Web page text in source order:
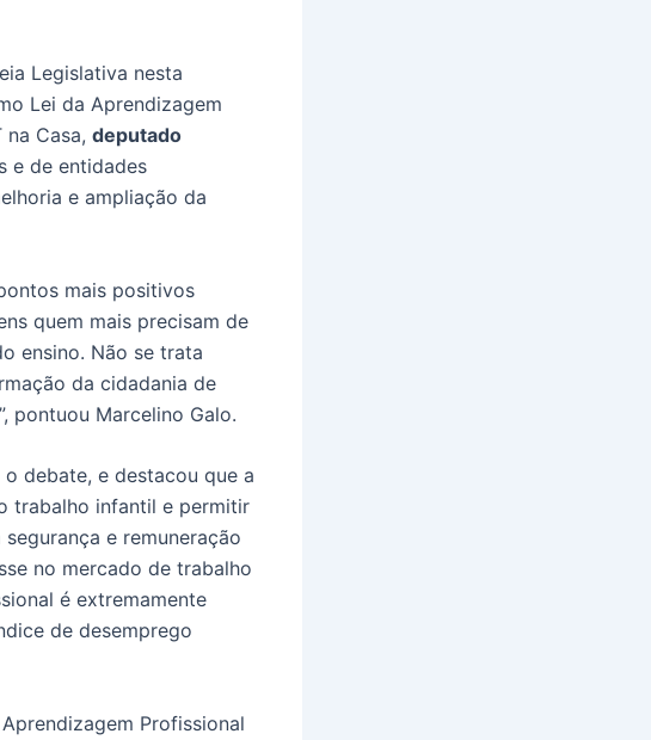
Legislativa nesta
Lei da Aprendizagem
Casa, deputado
e de entidades
e ampliação da
mais positivos
quem mais precisam de
ensino. Não se trata
da cidadania de
pontuou Marcelino Galo.
debate, e destacou que a
trabalho infantil e permitir
e remuneração
no mercado de trabalho
é extremamente
de desemprego
Profissional